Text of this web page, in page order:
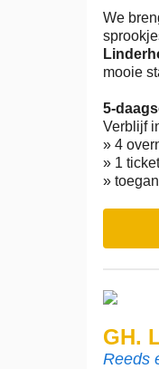
We
mooie
5-
Verblijf
» 4
» 1
»
GH.
Reeds